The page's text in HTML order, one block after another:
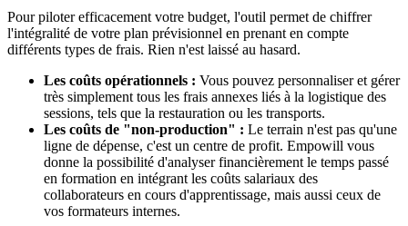
Pour piloter efficacement votre budget, l'outil permet de chiffrer
l'intégralité de votre plan prévisionnel en prenant en compte
différents types de frais. Rien n'est laissé au hasard.
Les coûts opérationnels : Vous pouvez personnaliser et gérer
très simplement tous les frais annexes liés à la logistique des
sessions, tels que la restauration ou les transports.
Les coûts de "non-production" : Le terrain n'est pas qu'une
ligne de dépense, c'est un centre de profit. Empowill vous
donne la possibilité d'analyser financièrement le temps passé
en formation en intégrant les coûts salariaux des
collaborateurs en cours d'apprentissage, mais aussi ceux de
vos formateurs internes.